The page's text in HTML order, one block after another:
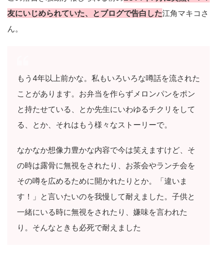
友にいじめられていた、とブログで告白した江角マキコさ
ん。
もう4年以上前かな。私もいろいろな噂話を流された
ことがあります。お弁当を作らずメロンパンをポン
と持たせている、とか先生にいわゆるチクリをして
る、とか、それはもう様々なストーリーで。
なかなか想像力豊かな内容で今は笑えますけど、そ
の時は露骨に無視をされたり、お茶会やランチ会を
その噂を広めるために開かれたりとか。「違いま
す！」と言いたいのを我慢して耐えました。子供と
一緒にいる時に無視をされたり、嫌味を言われた
り。そんなときも必死で耐えました